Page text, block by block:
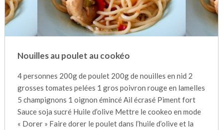
Nouilles au poulet au cookéo
4 personnes 200g de poulet 200g de nouilles en nid 2
grosses tomates pelées 1 gros poivron rouge en lamelles
5 champignons 1 oignon émincé Ail écrasé Piment fort
Sauce soja sucré Huile d’olive Mettre le cookeo en mode
« Dorer » Faire dorer le poulet dans l’huile d’olive et la